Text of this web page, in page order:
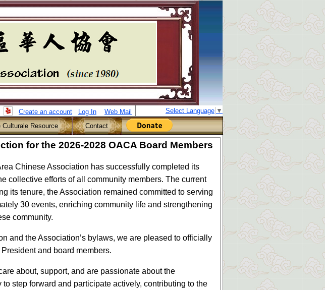
Create an account Log In Web Mail Select Language ▼
Culturale Resource Contact
for the 2026-2028 OACA Board Members
Chinese Association has successfully completed its
collective efforts of all community members. The current
its tenure, the Association remained committed to serving
30 events, enriching community life and strengthening
community.
and the Association’s bylaws, we are pleased to officially
and board members.
about, support, and are passionate about the
step forward and participate actively, contributing to the